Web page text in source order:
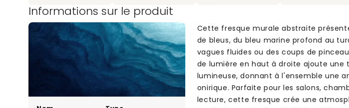
Informations sur le produit
Cette fresque murale abstraite
de bleus, du bleu marine profond au
vagues fluides ou des coups de
de lumière en haut à droite ajoute une
lumineuse, donnant à l'ensemble une
onirique. Parfaite pour les salons,
lecture, cette fresque crée une